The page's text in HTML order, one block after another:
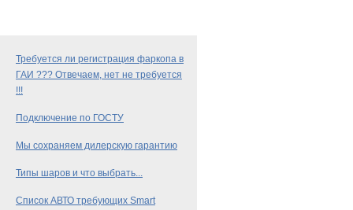
Требуется ли регистрация фаркопа в
ГАИ ??? Отвечаем, нет не требуется
!!!
Подключение по ГОСТУ
Мы сохраняем дилерскую гарантию
Типы шаров и что выбрать...
Список АВТО требующих Smart